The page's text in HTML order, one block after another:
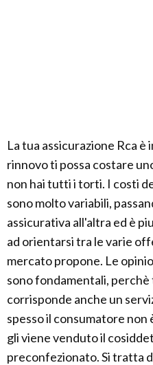
La tua assicurazione Rca è
rinnovo ti possa costare
non hai tutti i torti. I costi
sono molto variabili,
assicurativa all'altra ed è
ad orientarsi tra le varie
mercato propone. Le
sono fondamentali,
corrisponde anche un
spesso il consumatore non
gli viene venduto il
preconfezionato. Si tratta